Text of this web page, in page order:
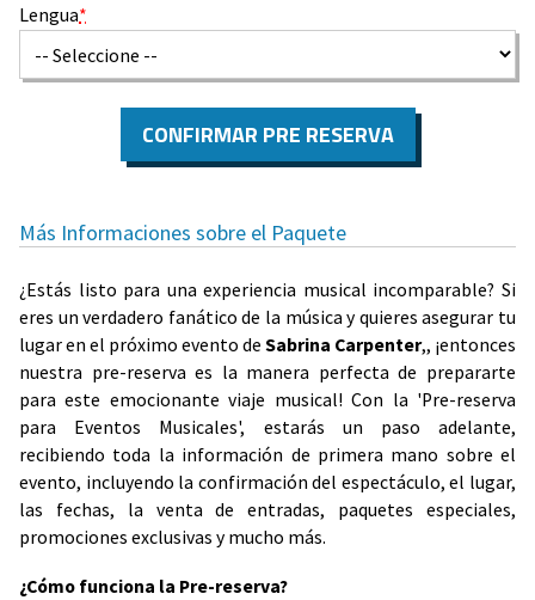
Lengua*
CONFIRMAR PRE RESERVA
Más Informaciones sobre el Paquete
¿Estás listo para una experiencia musical incomparable? Si
eres un verdadero fanático de la música y quieres asegurar tu
lugar en el próximo evento de Sabrina Carpenter,, ¡entonces
nuestra pre-reserva es la manera perfecta de prepararte
para este emocionante viaje musical! Con la 'Pre-reserva
para Eventos Musicales', estarás un paso adelante,
recibiendo toda la información de primera mano sobre el
evento, incluyendo la confirmación del espectáculo, el lugar,
las fechas, la venta de entradas, paquetes especiales,
promociones exclusivas y mucho más.
¿Cómo funciona la Pre-reserva?